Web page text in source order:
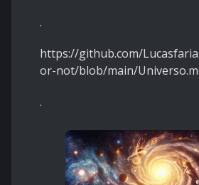
.
https://github.com/
or-not/blob/main/
.